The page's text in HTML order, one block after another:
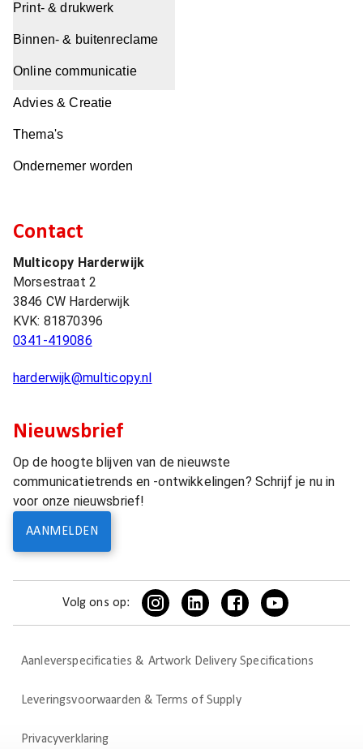
Print- & drukwerk
Binnen- & buitenreclame
Online communicatie
Advies & Creatie
Thema's
Ondernemer worden
Contact
Multicopy Harderwijk
Morsestraat 2
3846 CW Harderwijk
KVK: 81870396
0341-419086
harderwijk@multicopy.nl
Nieuwsbrief
Op de hoogte blijven van de nieuwste
communicatietrends en -ontwikkelingen? Schrijf je nu in
voor onze nieuwsbrief!
AANMELDEN
Volg ons op:
Aanleverspecificaties & Artwork Delivery Specifications
Leveringsvoorwaarden & Terms of Supply
Privacyverklaring